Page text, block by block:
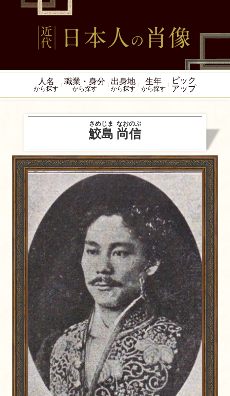
人名
から探す
職業・身分
から探す
出身地
から探す
生年
から探す
ピック
アップ
鮫島
さめじま
尚信
なおのぶ